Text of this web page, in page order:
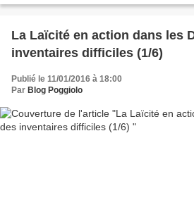
La Laïcité en action dans les
inventaires difficiles (1/6)
Publié le 11/01/2016 à 18:00
Par Blog Poggiolo